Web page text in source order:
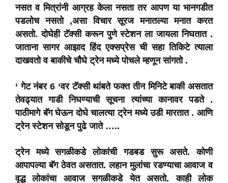
नसत व मित्रांनी आग्रह केला नसता तर आपण या भानगडीत
पडलोच नसतो ,असा विचार सूरज मनातल्या मनात करत
असतो. दोघेही टॅक्सी करून पुणे स्टेशन ला जायला निघतात .
जाताना सागर आझाद हिंद एक्सप्रेस ची सहा तिकिटे त्याला
दाखवतो व बाकीचे चौघे ट्रेन मध्ये पोचले म्हणून सांगतो .
‘ गेट नंबर 6 ‘वर टॅक्सी थांबते फक्त तीन मिनिटे बाकी असतात
तेवढ्यात गाडी निघण्याची सूचना त्यांच्या कानावर पडते .
पाठीमागे बॅग घेऊन दोघे चालत्या ट्रेन मध्ये उडी मारतात . आणि
ट्रेन स्टेशन सोडून पुढे जाते …..
ट्रेन मध्ये सगळीकडे लोकांची गडबड सुरू असते. कोणी
आपापल्या बॅग ठेवत असतात. लहान मुलांचा रडण्याचा आवाज व
वृद्ध लोकांचा आवाज सगळीकडे येत असतो. काही लोक